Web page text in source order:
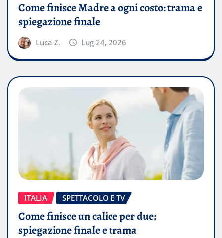
Come finisce Madre a ogni costo: trama e
spiegazione finale
Luca Z. Lug 24, 2026
ITALIA SPETTACOLO E TV
Come finisce un calice per due:
spiegazione finale e trama